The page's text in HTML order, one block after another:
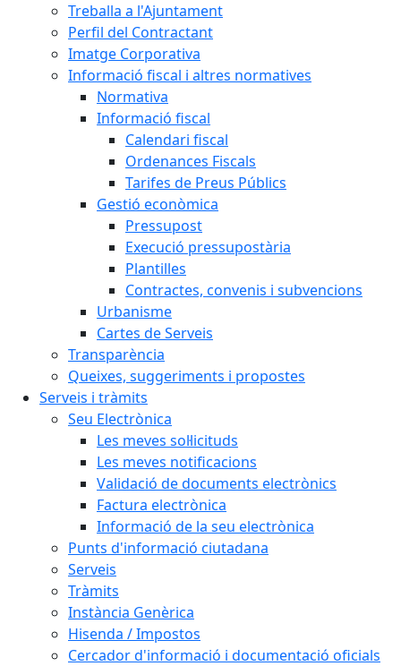
Treballa a l'Ajuntament
Perfil del Contractant
Imatge Corporativa
Informació fiscal i altres normatives
Normativa
Informació fiscal
Calendari fiscal
Ordenances Fiscals
Tarifes de Preus Públics
Gestió econòmica
Pressupost
Execució pressupostària
Plantilles
Contractes, convenis i subvencions
Urbanisme
Cartes de Serveis
Transparència
Queixes, suggeriments i propostes
Serveis i tràmits
Seu Electrònica
Les meves sol·licituds
Les meves notificacions
Validació de documents electrònics
Factura electrònica
Informació de la seu electrònica
Punts d'informació ciutadana
Serveis
Tràmits
Instància Genèrica
Hisenda / Impostos
Cercador d'informació i documentació oficials